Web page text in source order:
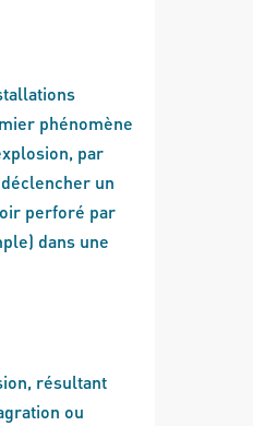
phénomène
par
un
perforé par
dans une
résultant
ou